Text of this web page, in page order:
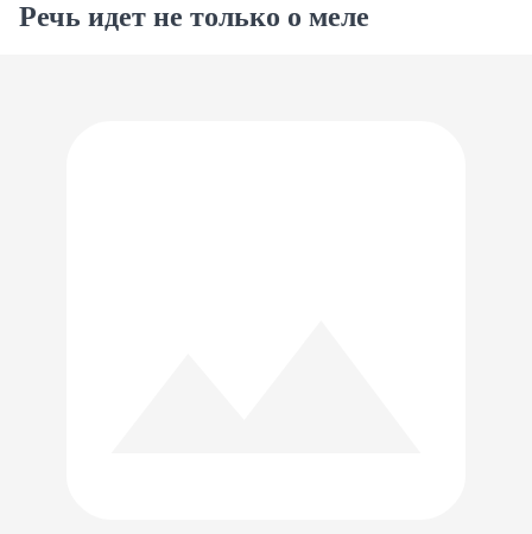
Речь идет не только о меле